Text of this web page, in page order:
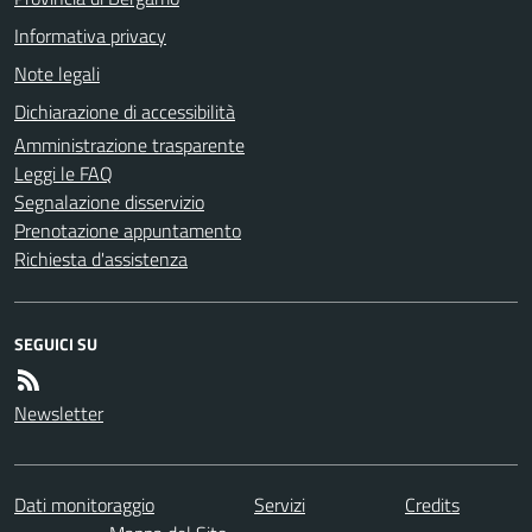
Informativa privacy
Note legali
Dichiarazione di accessibilità
Amministrazione trasparente
Leggi le FAQ
Segnalazione disservizio
Prenotazione appuntamento
Richiesta d'assistenza
SEGUICI SU
Newsletter
Dati monitoraggio Servizi
Credits